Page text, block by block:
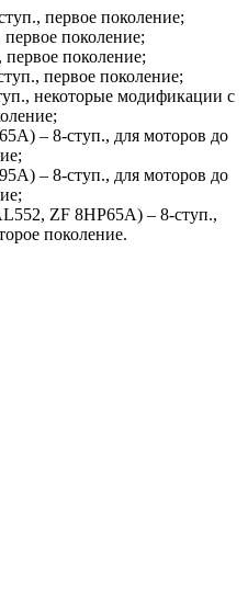
первое поколение;
поколение;
поколение;
первое поколение;
некоторые модификации с
– 8-ступ., для моторов до
– 8-ступ., для моторов до
ZF 8HP65A) – 8-ступ.,
поколение.